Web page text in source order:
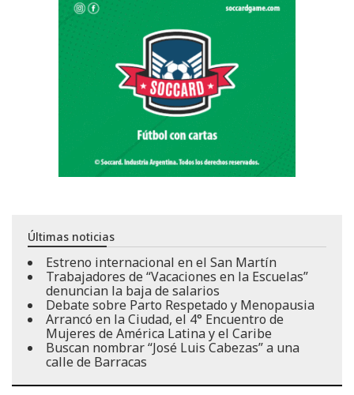
Últimas noticias
Estreno internacional en el San Martín
Trabajadores de “Vacaciones en la Escuelas”
denuncian la baja de salarios
Debate sobre Parto Respetado y Menopausia
Arrancó en la Ciudad, el 4° Encuentro de
Mujeres de América Latina y el Caribe
Buscan nombrar “José Luis Cabezas” a una
calle de Barracas